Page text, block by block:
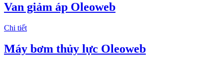
Van giảm áp Oleoweb
Chi tiết
Máy bơm thủy lực Oleoweb